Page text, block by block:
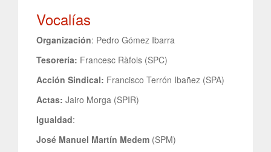
Vocalías
Organización: Pedro Gómez Ibarra
Tesorería: Francesc Ràfols (SPC)
Acción Sindical: Francisco Terrón Ibañez (SPA)
Actas: Jairo Morga (SPIR)
Igualdad:
José Manuel Martín Medem (SPM)